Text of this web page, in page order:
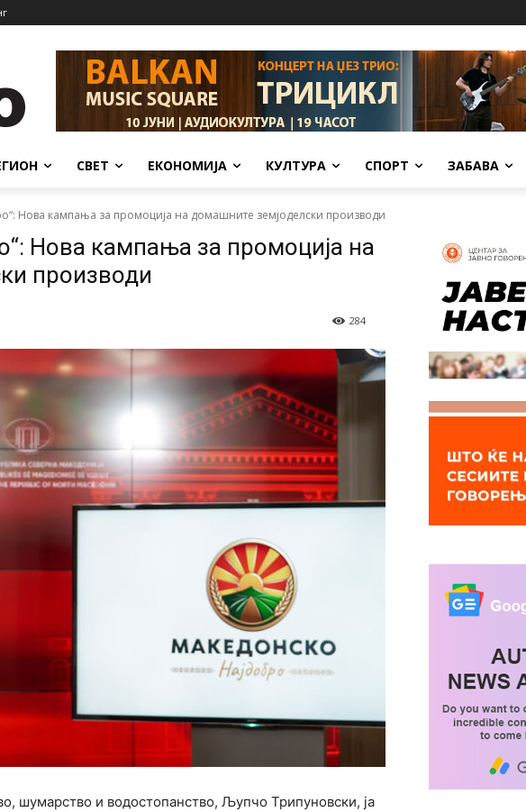
СВЕТ ЕКОНОМИЈА КУЛТУРА СПОРТ ЗАБАВА
Нова кампања за промоција на домашните земјоделски производи
Нова кампања за промоција на
производи
284
шумарство и водостопанство, Љупчо Трипуновски, ја